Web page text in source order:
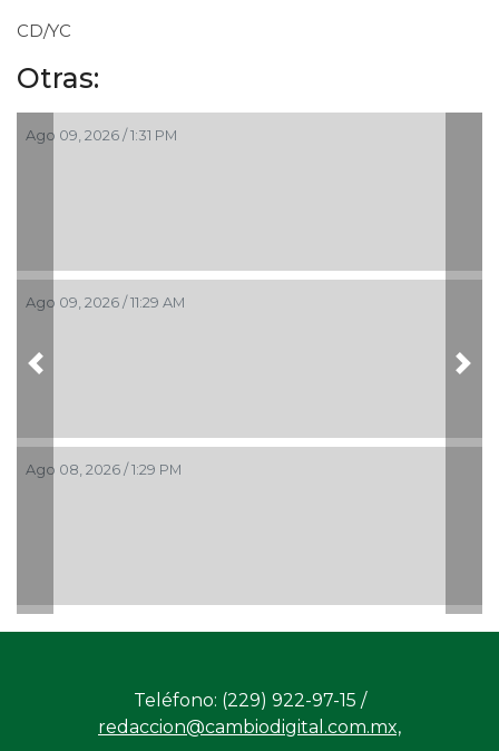
CD/YC
Otras:
Ago 09, 2026 / 1:31 PM
Ago 09, 2026 / 11:29 AM
Ago 08, 2026 / 1:29 PM
Previous
Teléfono: (229) 922-97-15 /
redaccion@cambiodigital.com.mx,